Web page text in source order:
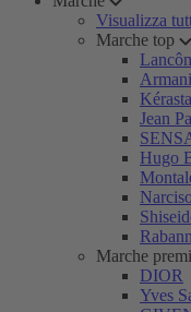
Visualizza
Marche top
Armani
Jean
Hugo
Marche
DIOR
Yves